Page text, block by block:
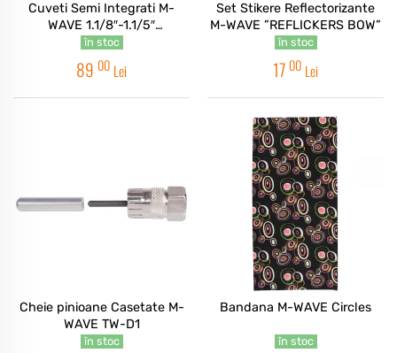
Cuveti Semi Integrati M-
WAVE 1.1/8″-1.1/5″
CAROUSEL HS MIX
în stoc
89 00 Lei
Set Stikere Reflectorizante
M-WAVE ”REFLICKERS BOW”
în stoc
17 00 Lei
Cheie pinioane Casetate M-
WAVE TW-D1
în stoc
Bandana M-WAVE Circles
în stoc